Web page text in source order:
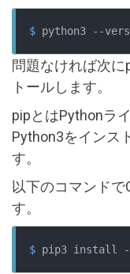
$ python3 --
問題なければ次に
トールします。
pipとはPythonラ
Python3をインス
す。
以下のコマンドで
す。
$ pip3 install